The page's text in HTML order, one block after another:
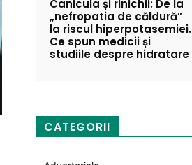
Canicula și rinichii: De la
„nefropatia de căldură”
la riscul hiperpotasemiei.
Ce spun medicii și
studiile despre hidratare
CATEGORII